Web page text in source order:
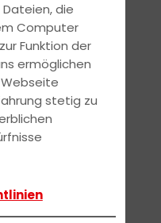
die
Computer
Funktion der
ermöglichen
stetig zu